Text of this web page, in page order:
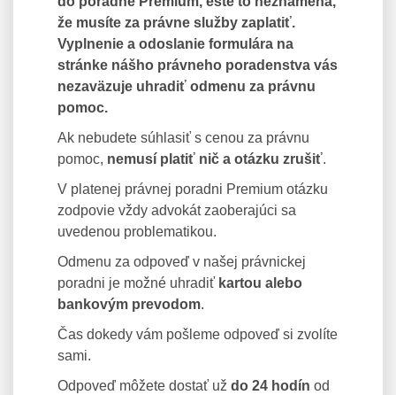
že musíte za právne služby zaplatiť.
Vyplnenie a odoslanie formulára na
stránke nášho právneho poradenstva vás
nezaväzuje uhradiť odmenu za právnu
pomoc.
Ak nebudete súhlasiť s cenou za právnu
pomoc, nemusí platiť nič a otázku zrušiť.
V platenej právnej poradni Premium otázku
zodpovie vždy advokát zaoberajúci sa
uvedenou problematikou.
Odmenu za odpoveď v našej právnickej
poradni je možné uhradiť kartou alebo
bankovým prevodom.
Čas dokedy vám pošleme odpoveď si zvolíte
sami.
Odpoveď môžete dostať už do 24 hodín od